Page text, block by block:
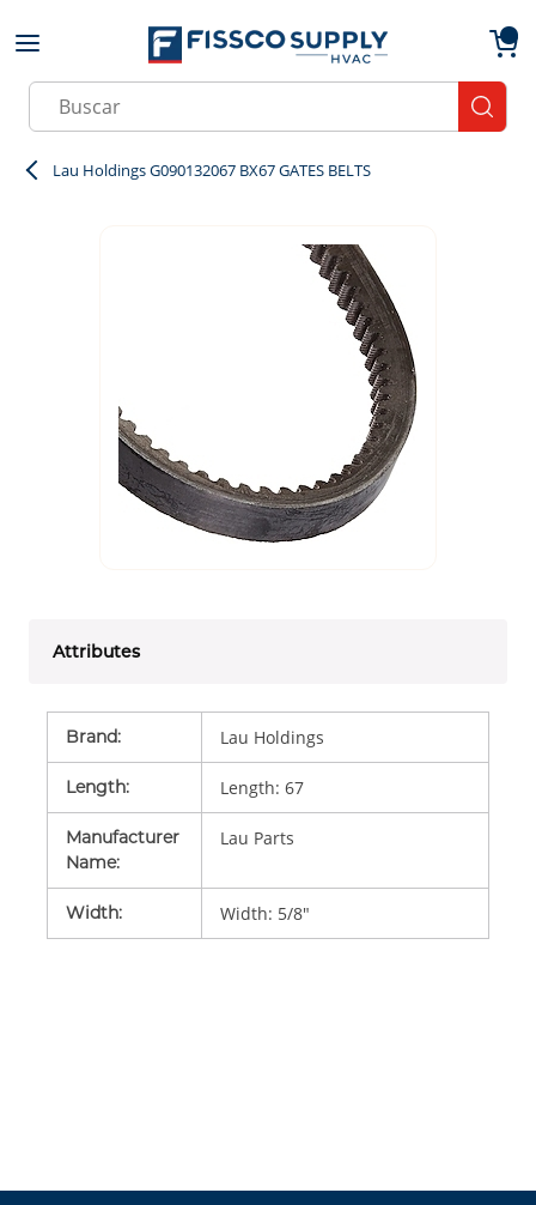
Skip to main content
Site Search
Lau Holdings G090132067 BX67 GATES BELTS
Attributes
Brand: Lau Holdings
Length: Length: 67
Manufacturer
Name:
Lau Parts
Width: Width: 5/8"